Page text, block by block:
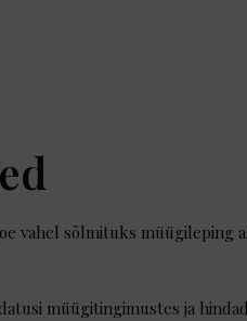
vahel sõlmituks
müügitingimustes ja